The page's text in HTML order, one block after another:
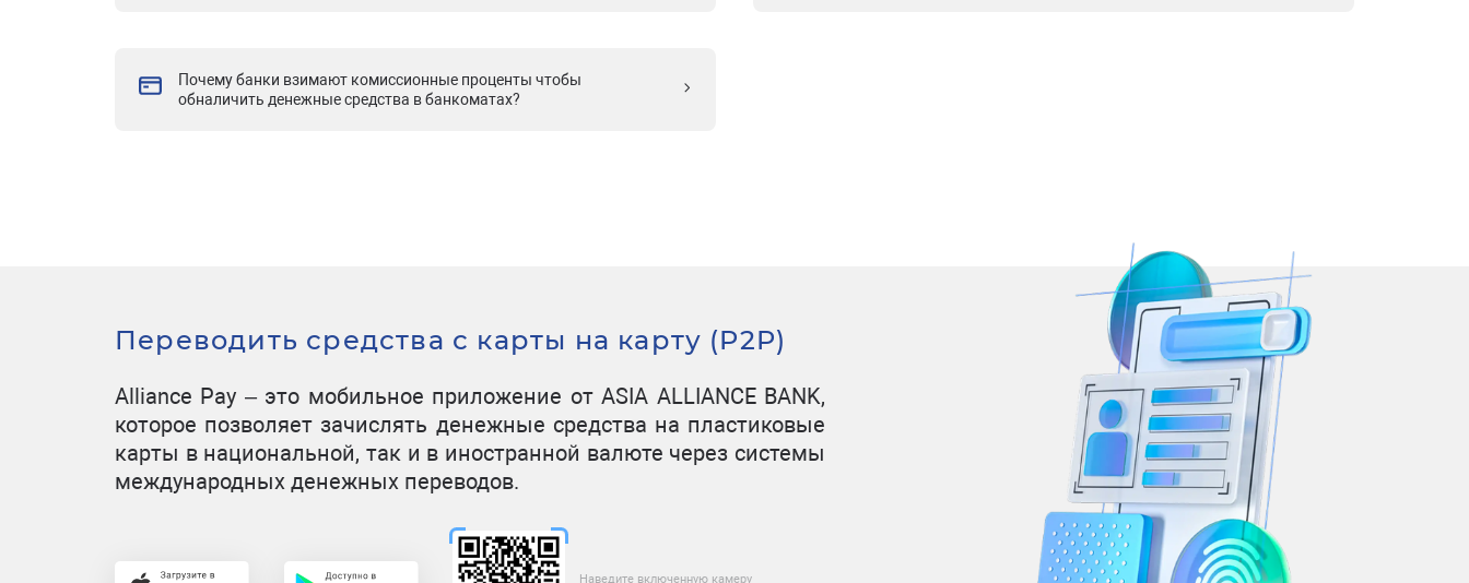
Почему банки взимают комиссионные проценты чтобы
обналичить денежные средства в банкоматах?
Переводить средства с карты на карту (P2P)
Alliance Pay – это мобильное приложение от ASIA ALLIANCE BANK,
которое позволяет зачислять денежные средства на пластиковые
карты в национальной, так и в иностранной валюте через системы
международных денежных переводов.
Наведите включенную камеру